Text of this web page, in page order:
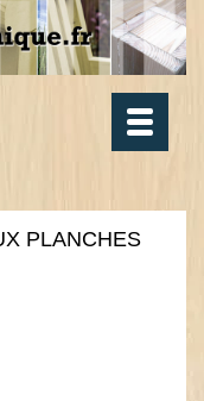
Toggle
PLANCHES